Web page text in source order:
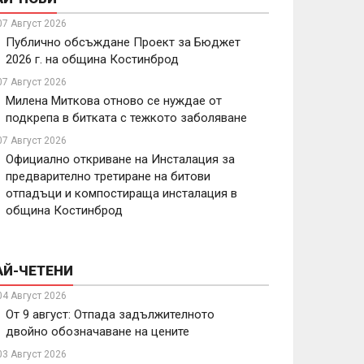
Август 2026
Публично обсъждане Проект за Бюджет
2026 г. на община Костинброд
Август 2026
Милена Миткова отново се нуждае от
подкрепа в битката с тежкото заболяване
Август 2026
Официално откриване на Инсталация за
предварително третиране на битови
отпадъци и компостираща инсталация в
община Костинброд
ЧЕТЕНИ
Август 2026
От 9 август: Отпада задължителното
двойно обозначаване на цените
Август 2026